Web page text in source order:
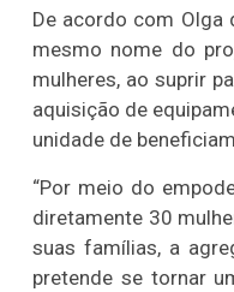
De acordo com Olga
mesmo nome do
mulheres, ao suprir
aquisição de
unidade de
“Por meio do
diretamente 30
suas famílias, a
pretende se tornar